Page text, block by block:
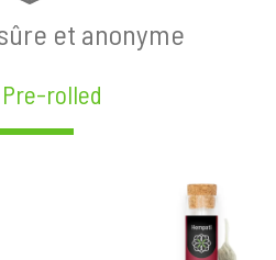
et anonyme
Pre-rolled